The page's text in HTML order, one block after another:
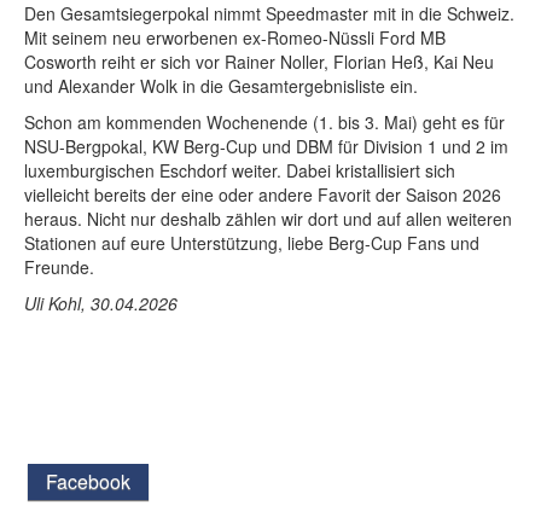
Den Gesamtsiegerpokal nimmt Speedmaster mit in die Schweiz.
Mit seinem neu erworbenen ex-Romeo-Nüssli Ford MB
Cosworth reiht er sich vor Rainer Noller, Florian Heß, Kai Neu
und Alexander Wolk in die Gesamtergebnisliste ein.
Schon am kommenden Wochenende (1. bis 3. Mai) geht es für
NSU-Bergpokal, KW Berg-Cup und DBM für Division 1 und 2 im
luxemburgischen Eschdorf weiter. Dabei kristallisiert sich
vielleicht bereits der eine oder andere Favorit der Saison 2026
heraus. Nicht nur deshalb zählen wir dort und auf allen weiteren
Stationen auf eure Unterstützung, liebe Berg-Cup Fans und
Freunde.
Uli Kohl, 30.04.2026
Facebook